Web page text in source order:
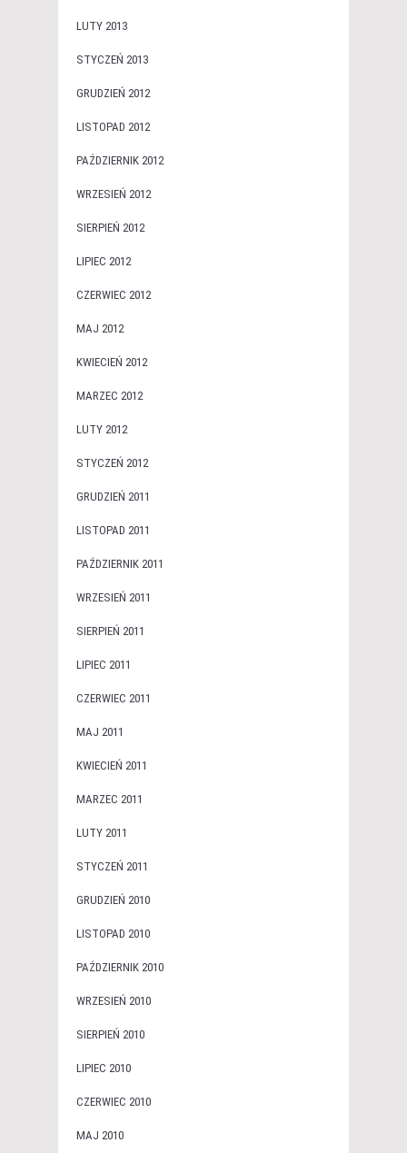
LUTY 2013
STYCZEŃ 2013
GRUDZIEŃ 2012
LISTOPAD 2012
PAŹDZIERNIK 2012
WRZESIEŃ 2012
SIERPIEŃ 2012
LIPIEC 2012
CZERWIEC 2012
MAJ 2012
KWIECIEŃ 2012
MARZEC 2012
LUTY 2012
STYCZEŃ 2012
GRUDZIEŃ 2011
LISTOPAD 2011
PAŹDZIERNIK 2011
WRZESIEŃ 2011
SIERPIEŃ 2011
LIPIEC 2011
CZERWIEC 2011
MAJ 2011
KWIECIEŃ 2011
MARZEC 2011
LUTY 2011
STYCZEŃ 2011
GRUDZIEŃ 2010
LISTOPAD 2010
PAŹDZIERNIK 2010
WRZESIEŃ 2010
SIERPIEŃ 2010
LIPIEC 2010
CZERWIEC 2010
MAJ 2010